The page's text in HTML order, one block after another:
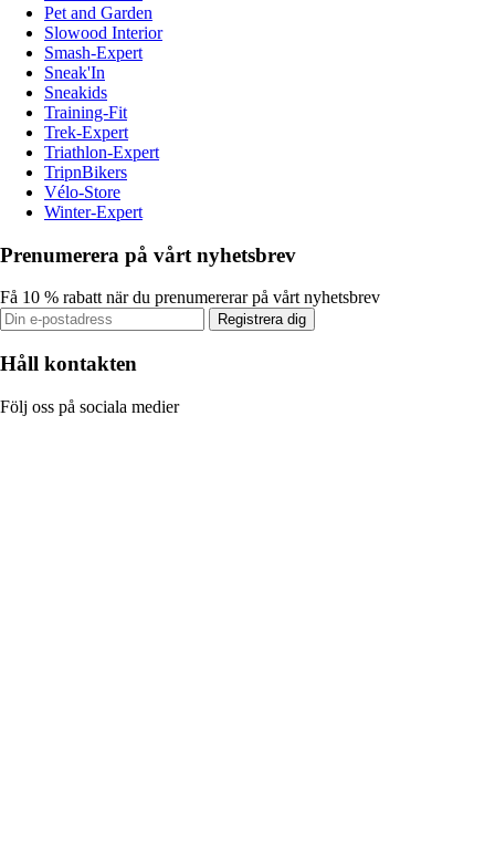
Pet and Garden
Slowood Interior
Smash-Expert
Sneak'In
Sneakids
Training-Fit
Trek-Expert
Triathlon-Expert
TripnBikers
Vélo-Store
Winter-Expert
Prenumerera på vårt nyhetsbrev
Få 10 % rabatt när du prenumererar på vårt nyhetsbrev
Registrera dig
Håll kontakten
Följ oss på sociala medier